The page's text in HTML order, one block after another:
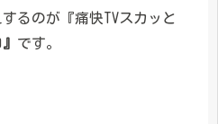
るのが『痛快TVスカッと
です。